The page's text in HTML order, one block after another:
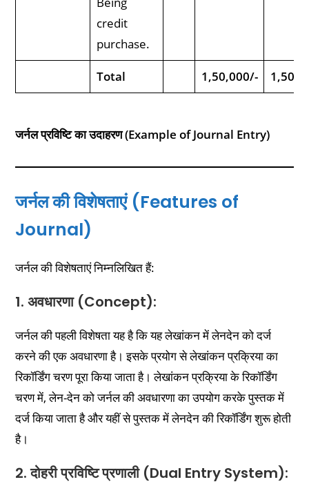
credit
purchase.
Total 1,50,000/-
जर्नल प्रविष्टि का उदाहरण (Example of Journal Entry)
जर्नल की विशेषताएं (Features of
Journal)
जर्नल की विशेषताएं निम्नलिखित हैं:
1. अवधारणा (Concept):
जर्नल की पहली विशेषता यह है कि यह लेखांकन में लेनदेन को दर्ज
करने की एक अवधारणा है। इसके प्रयोग से लेखांकन प्रक्रिया का
रिकॉर्डिंग चरण पूरा किया जाता है। लेखांकन प्रक्रिया के रिकॉर्डिंग
चरण में, लेन-देन को जर्नल की अवधारणा का उपयोग करके पुस्तक में
दर्ज किया जाता है और यहीं से पुस्तक में लेनदेन की रिकॉर्डिंग शुरू होती
है।
2. दोहरी प्रविष्टि प्रणाली (Dual Entry System):